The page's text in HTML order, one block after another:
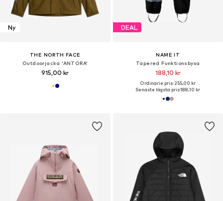
Ny
THE NORTH FACE
Outdoorjacka 'ANTORA'
915,00 kr
DEAL
NAME IT
Tapered Funktionsbyxa
188,10 kr
Ordinarie pris: 255,00 kr
Senaste lägsta pris:188,10 kr